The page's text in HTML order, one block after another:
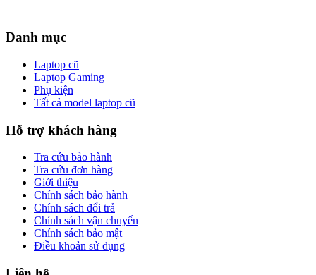
Danh mục
Laptop cũ
Laptop Gaming
Phụ kiện
Tất cả model laptop cũ
Hỗ trợ khách hàng
Tra cứu bảo hành
Tra cứu đơn hàng
Giới thiệu
Chính sách bảo hành
Chính sách đổi trả
Chính sách vận chuyển
Chính sách bảo mật
Điều khoản sử dụng